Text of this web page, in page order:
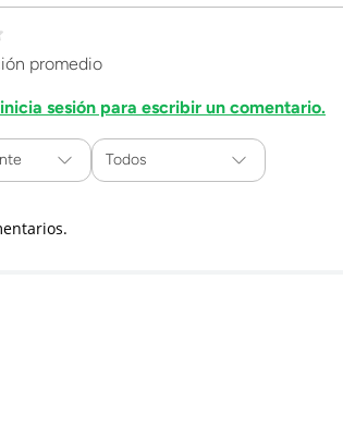
promedio
sesión para escribir un comentario.
Todos